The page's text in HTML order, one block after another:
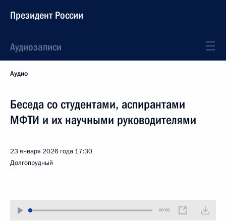
Президент России
Аудиозаписи
Аудио
Беседа со студентами, аспирантами
МФТИ и их научными руководителями
23 января 2026 года 17:30
Долгопрудный
00:00